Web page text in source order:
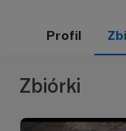
Profil
Zbiórki